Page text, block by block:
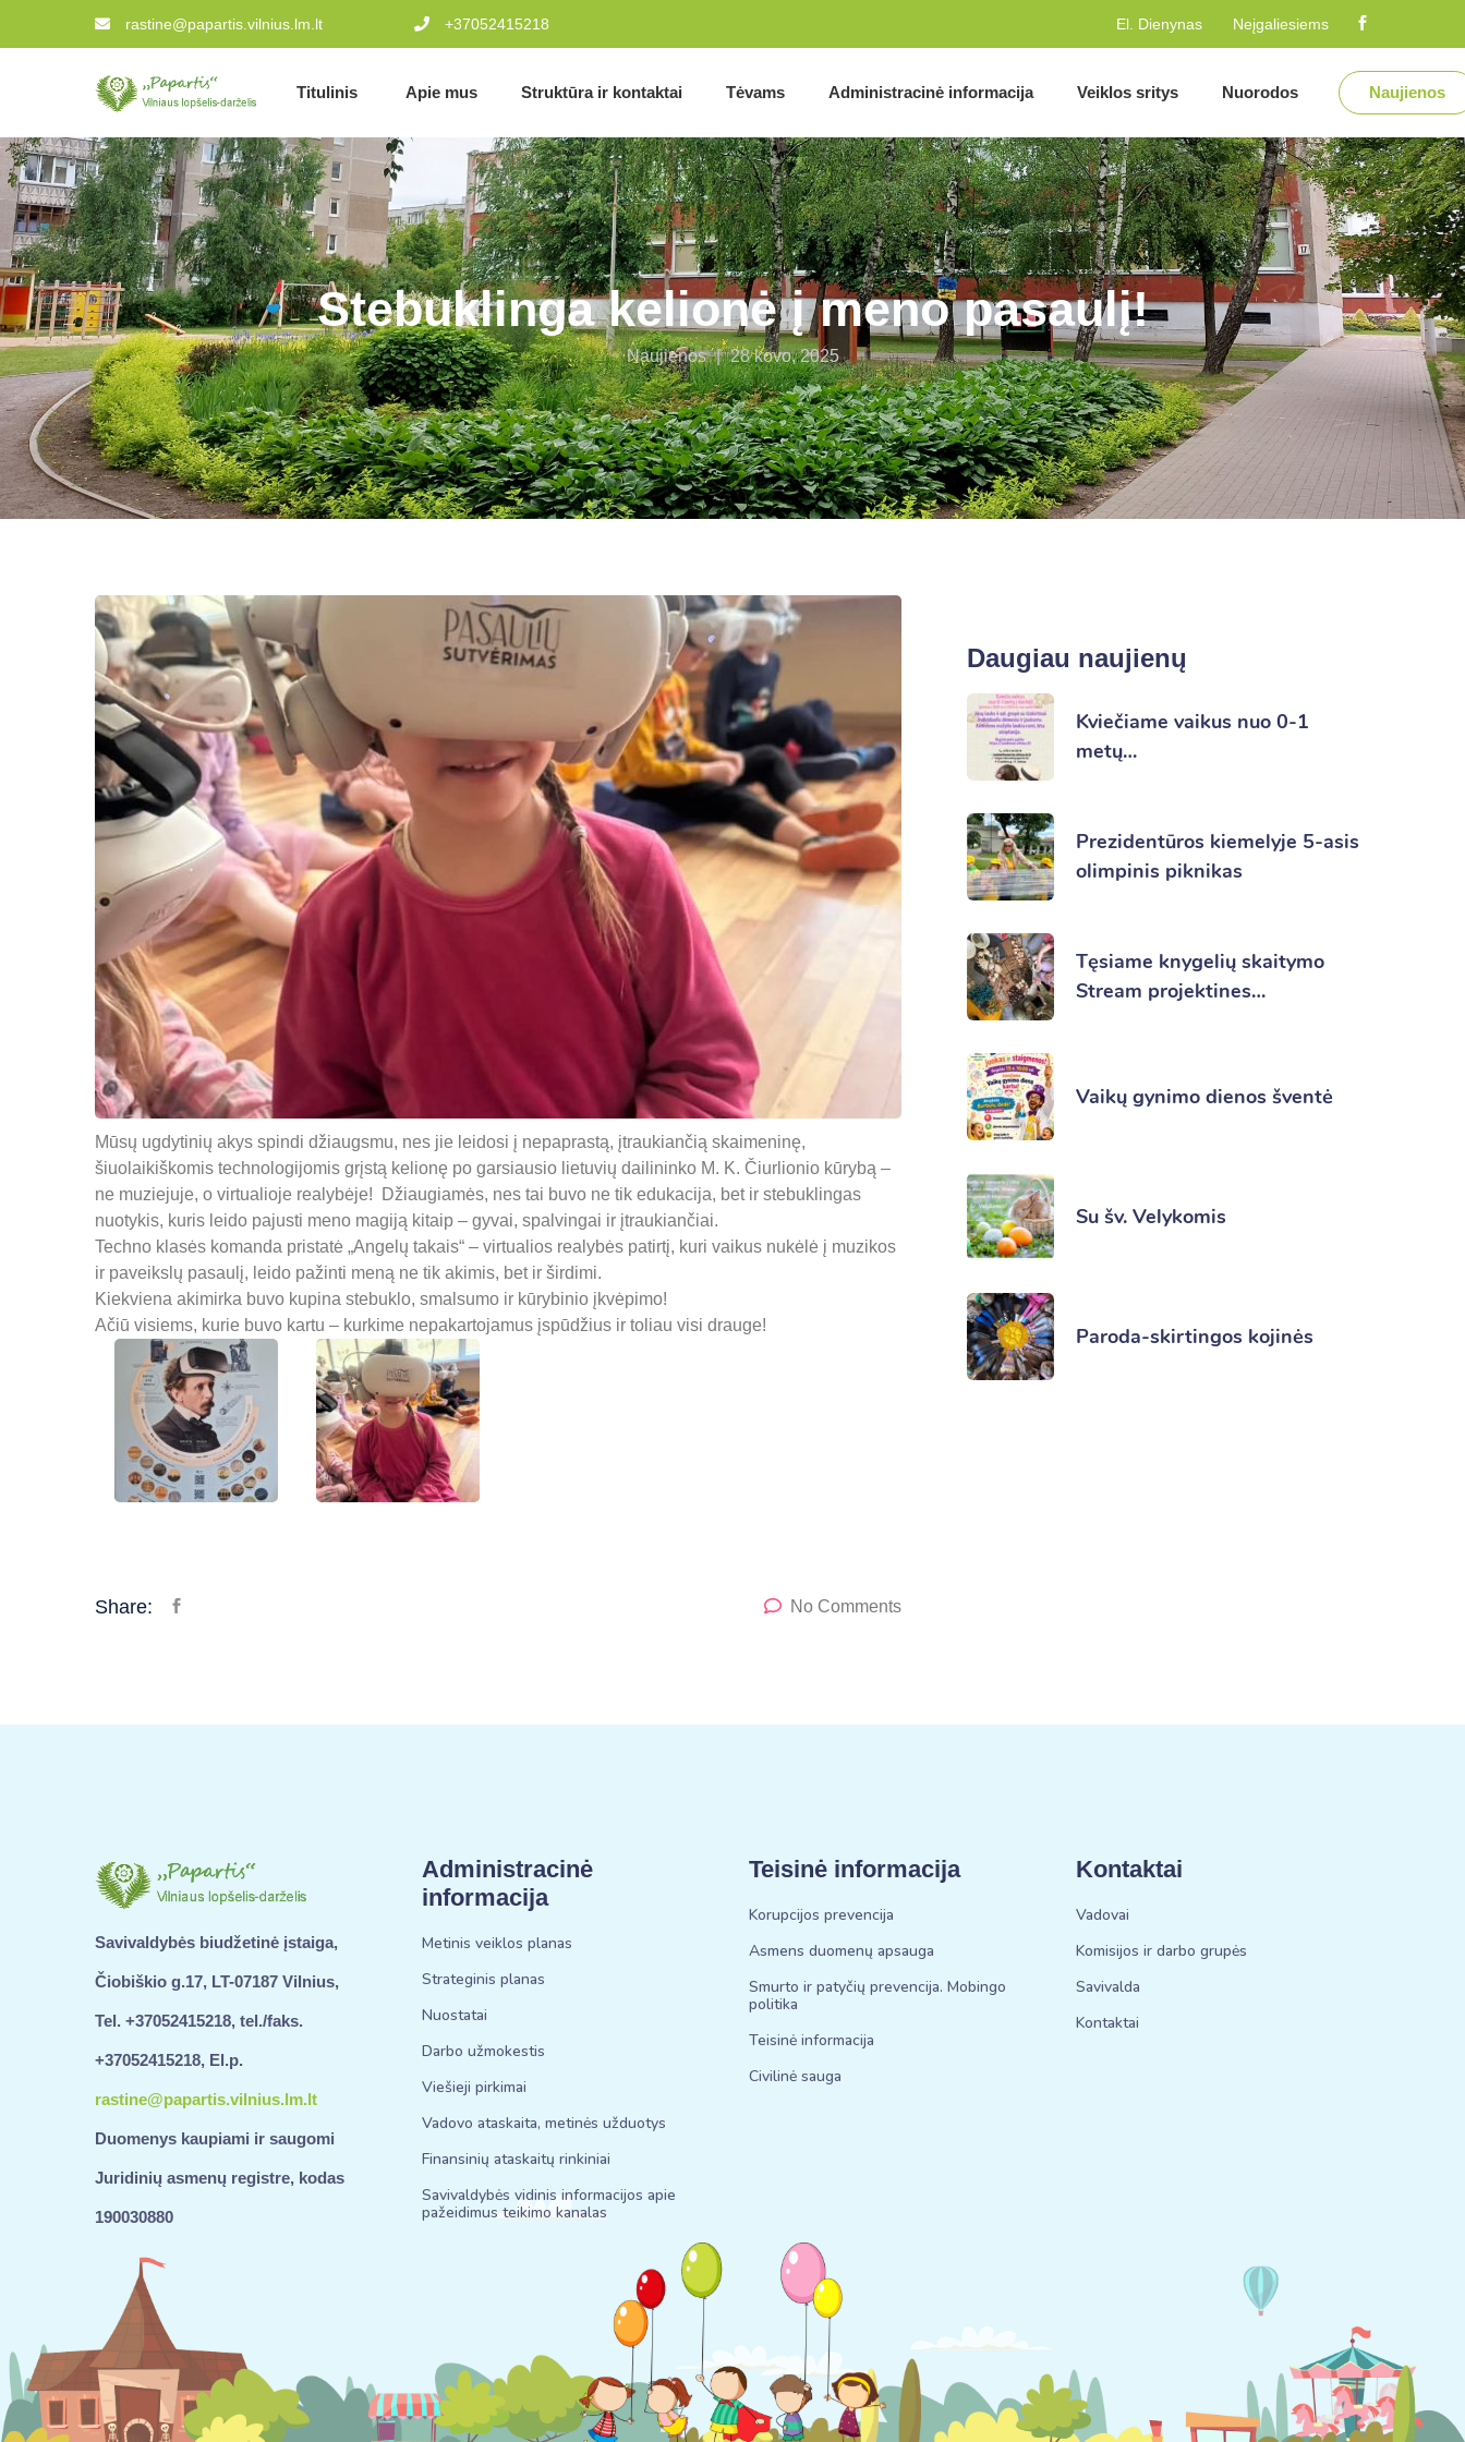
rastine@papartis.vilnius.lm.lt +37052415218 El. Dienynas Neįgaliesiems
Titulinis Apie mus Struktūra ir kontaktai Tėvams Administracinė informacija Veiklos sritys Nuorodos Naujienos
Stebuklinga kelionė į meno pasaulį!
Naujienos | 28 kovo, 2025
Mūsų ugdytinių akys spindi džiaugsmu, nes jie leidosi į nepaprastą, įtraukiančią skaimeninę,
šiuolaikiškomis technologijomis grįstą kelionę po garsiausio lietuvių dailininko M. K. Čiurlionio kūrybą –
ne muziejuje, o virtualioje realybėje! Džiaugiamės, nes tai buvo ne tik edukacija, bet ir stebuklingas
nuotykis, kuris leido pajusti meno magiją kitaip – gyvai, spalvingai ir įtraukiančiai.
Techno klasės komanda pristatė „Angelų takais“ – virtualios realybės patirtį, kuri vaikus nukėlė į muzikos
ir paveikslų pasaulį, leido pažinti meną ne tik akimis, bet ir širdimi.
Kiekviena akimirka buvo kupina stebuklo, smalsumo ir kūrybinio įkvėpimo!
Ačiū visiems, kurie buvo kartu – kurkime nepakartojamus įspūdžius ir toliau visi drauge!
Share: No Comments
Daugiau naujienų
Kviečiame vaikus nuo 0-1
metų…
Prezidentūros kiemelyje 5-asis
olimpinis piknikas
Tęsiame knygelių skaitymo
Stream projektines…
Vaikų gynimo dienos šventė
Su šv. Velykomis
Paroda-skirtingos kojinės
Savivaldybės biudžetinė įstaiga,
Čiobiškio g.17, LT-07187 Vilnius,
Tel. +37052415218, tel./faks.
+37052415218, El.p.
rastine@papartis.vilnius.lm.lt
Duomenys kaupiami ir saugomi
Juridinių asmenų registre, kodas
190030880
Administracinė
informacija
Metinis veiklos planas
Strateginis planas
Nuostatai
Darbo užmokestis
Viešieji pirkimai
Vadovo ataskaita, metinės užduotys
Finansinių ataskaitų rinkiniai
Savivaldybės vidinis informacijos apie
pažeidimus teikimo kanalas
Teisinė informacija
Korupcijos prevencija
Asmens duomenų apsauga
Smurto ir patyčių prevencija. Mobingo
politika
Teisinė informacija
Civilinė sauga
Kontaktai
Vadovai
Komisijos ir darbo grupės
Savivalda
Kontaktai